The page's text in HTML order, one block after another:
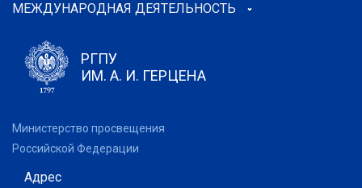
МЕЖДУНАРОДНАЯ ДЕЯТЕЛЬНОСТЬ
РГПУ
ИМ. А. И. ГЕРЦЕНА
Министерство просвещения
Российской Федерации
Адрес